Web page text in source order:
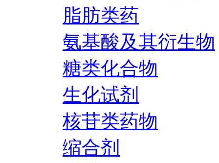
脂肪类药
氨基酸及其衍生物
糖类化合物
生化试剂
核苷类药物
缩合剂